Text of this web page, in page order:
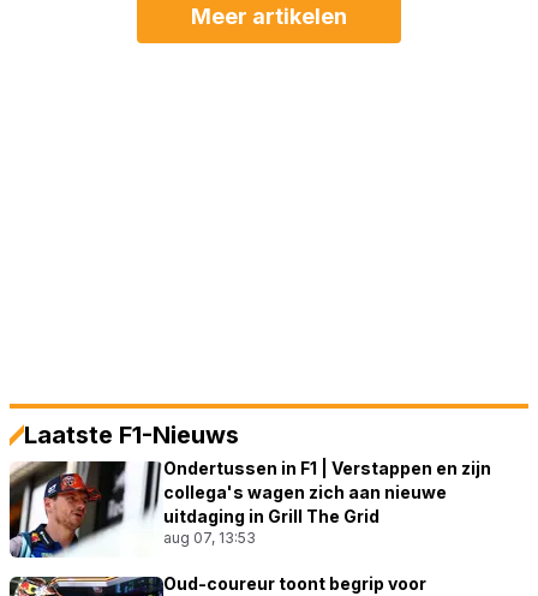
Meer artikelen
Laatste F1-Nieuws
Ondertussen in F1 | Verstappen en zijn
collega's wagen zich aan nieuwe
uitdaging in Grill The Grid
aug 07, 13:53
Oud-coureur toont begrip voor